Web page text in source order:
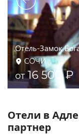
Рэдиссон Блю
Congress Centre
СОЧИ
от15 233 ₽
Отели в
партнер